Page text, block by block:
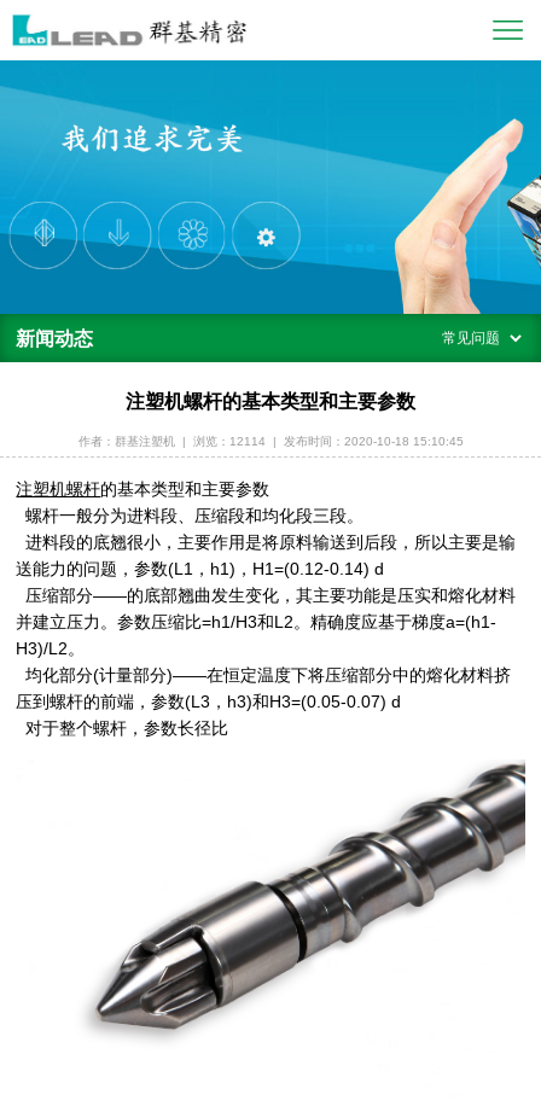
新闻动态
注塑机螺杆的基本类型和主要参数
作者：群基注塑机 | 浏览：12114 | 发布时间：2020-10-18 15:10:45
注塑机螺杆的基本类型和主要参数
螺杆一般分为进料段、压缩段和均化段三段。
进料段的底翘很小，主要作用是将原料输送到后段，所以主要是输
送能力的问题，参数(L1，h1)，H1=(0.12-0.14) d
压缩部分——的底部翘曲发生变化，其主要功能是压实和熔化材料
并建立压力。参数压缩比=h1/H3和L2。精确度应基于梯度a=(h1-
H3)/L2。
均化部分(计量部分)——在恒定温度下将压缩部分中的熔化材料挤
压到螺杆的前端，参数(L3，h3)和H3=(0.05-0.07) d
对于整个螺杆，参数长径比